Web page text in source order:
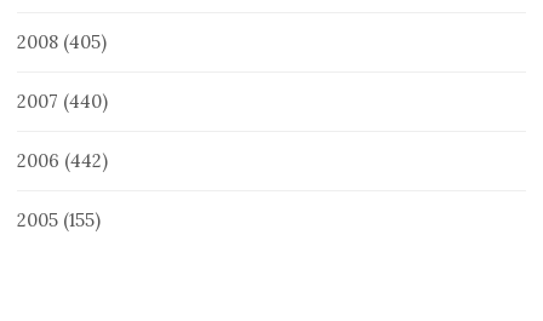
2008 (405)
2007 (440)
2006 (442)
2005 (155)